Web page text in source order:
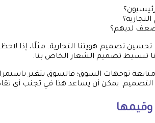
لديهم؟
تصميم هويتنا التجارية. مثلًا، إذا
تبسيط تصميم الشعار الخاص بنا.
توجهات السوق؛ فالسوق يتغير
التصميم. يمكن أن يساعد هذا في تجنب أي
وقيمها